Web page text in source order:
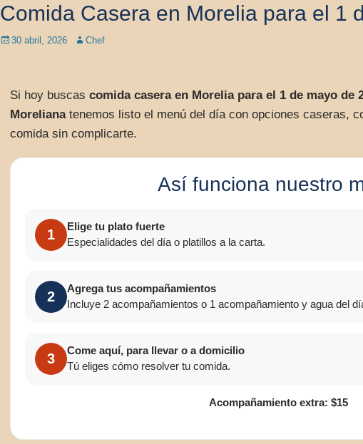
Comida Casera en Morelia para el 1
Posted
30 abril, 2026 Author
Chef
Si hoy buscas comida casera en Morelia para el 1 de mayo de
Morelianatenemos listo el menú del día con opciones caseras,
comida sin complicarte.
Así funciona nuestro
1
Elige tu plato fuerte
Especialidades del día o platillos a la carta.
2
Agrega tus acompañamientos
Incluye 2 acompañamientos o 1 acompañamiento y agua del
3
Come aquí, para llevar o a domicilio
Tú eliges cómo resolver tu comida.
Acompañamiento extra: $15